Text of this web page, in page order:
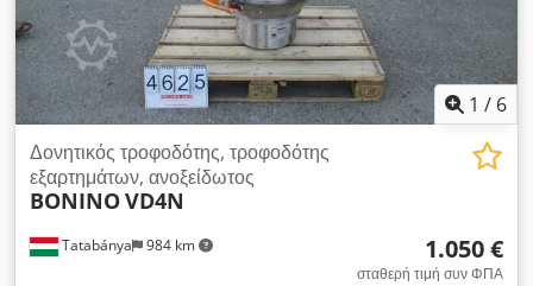
1 / 6
Tatabánya 984 km
Δονητικός τροφοδότης, τροφοδότης
εξαρτημάτων, ανοξείδωτος
BONINOVD4N
1.050 €
σταθερή τιμή συν ΦΠΑ